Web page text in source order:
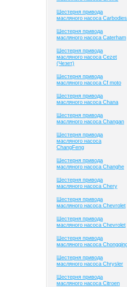
Шестерня привода
масляного насоса Carbodies
Шестерня привода
масляного насоса Caterham
Шестерня привода
масляного насоса Cezet
(Чезет)
Шестерня привода
масляного насоса Cf moto
Шестерня привода
масляного насоса Chana
Шестерня привода
масляного насоса Changan
Шестерня привода
масляного насоса
ChangFeng
Шестерня привода
масляного насоса Changhe
Шестерня привода
масляного насоса Chery
Шестерня привода
масляного насоса Chevrolet
Шестерня привода
масляного насоса Chevrolet
Шестерня привода
масляного насоса
Шестерня привода
масляного насоса Chrysler
Шестерня привода
масляного насоса Citroen